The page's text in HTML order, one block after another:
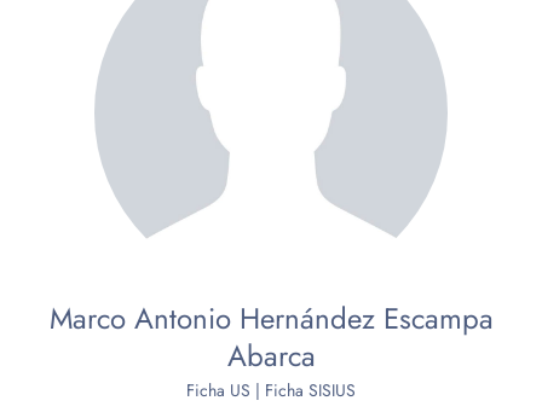
Marco Antonio Hernández Escampa
Abarca
Ficha US | Ficha SISIUS